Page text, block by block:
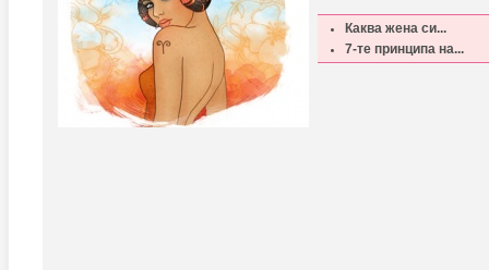
Каква жена си...
7-те принципа на...